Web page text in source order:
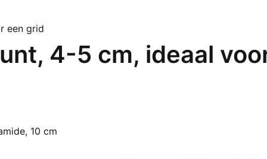
4-5 cm, ideaal